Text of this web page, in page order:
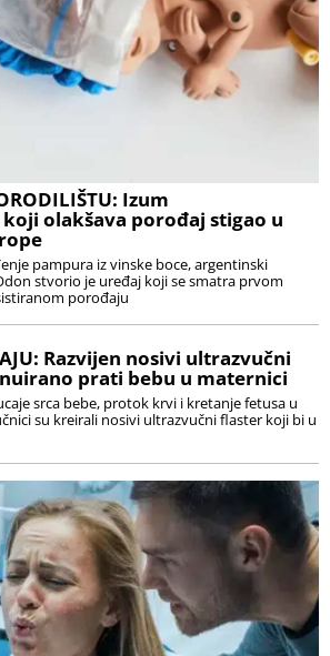
Izum
olakšava porođaj stigao u
pampura iz vinske boce, argentinski
stvorio je uređaj koji se smatra prvom
porođaju
Razvijen nosivi ultrazvučni
prati bebu u maternici
srca bebe, protok krvi i kretanje fetusa u
su kreirali nosivi ultrazvučni flaster koji bi u